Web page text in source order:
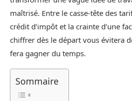
maîtrisé. Entre le casse-tête des
crédit d’impôt et la crainte d’une
chiffrer dès le départ vous évitera
fera gagner du temps.
Sommaire